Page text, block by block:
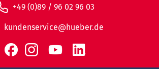
+49 (0)89 / 96 02 96 03
kundenservice@hueber.de